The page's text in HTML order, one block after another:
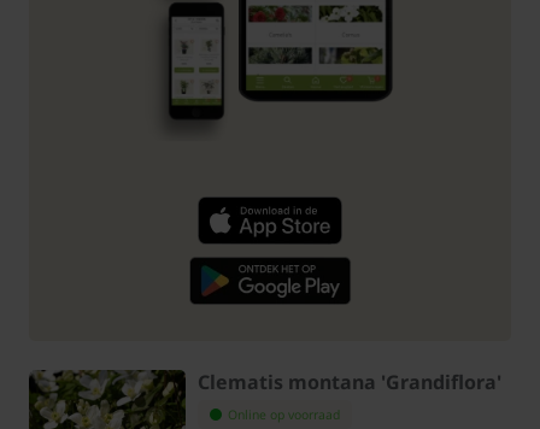
Clematis montana 'Grandiflora'
Online op voorraad